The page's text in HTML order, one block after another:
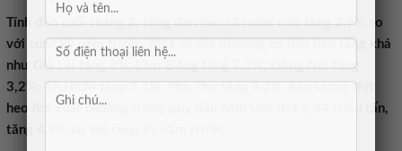
Tính đến cuối tháng 3, tổng đàn heo cả nước ước tăng 2,9% so
với cùng kỳ năm trước. Một số địa phương có đàn heo tăng khá
như Gia Lai tăng 8%; Lâm Đồng tăng 7,5%; Đồng Nai tăng
3,2%; TP HCM tăng 3,1%; Phú Thọ tăng 3,2%. Sản lượng thịt
heo hơi xuất chuồng trong quý đầu năm ước đạt 1,44 triệu tấn,
tăng 4,9% so với cùng kỳ năm trước.